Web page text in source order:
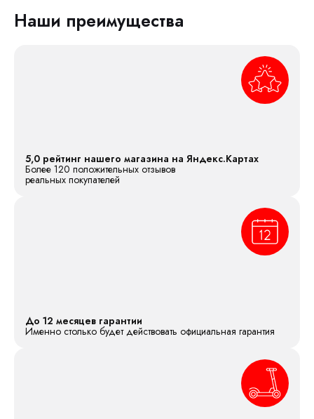
Наши преимущества
5,0 рейтинг нашего магазина на Яндекс.Картах
Более 120 положительных отзывов
реальных покупателей
До 12 месяцев гарантии
Именно столько будет действовать официальная гарантия